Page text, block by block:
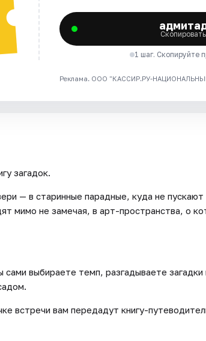
Скопировать
1 шаг. Скопируйте
Реклама. ООО "КАССИР.РУ-
загадок.
— в старинные парадные, куда не
мимо не замечая, в арт-пространства, о
сами выбираете темп, разгадываете
встречи вам передадут книгу-